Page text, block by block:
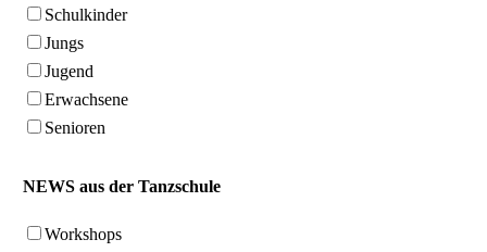
Schulkinder
Jungs
Jugend
Erwachsene
Senioren
NEWS aus der Tanzschule
Workshops